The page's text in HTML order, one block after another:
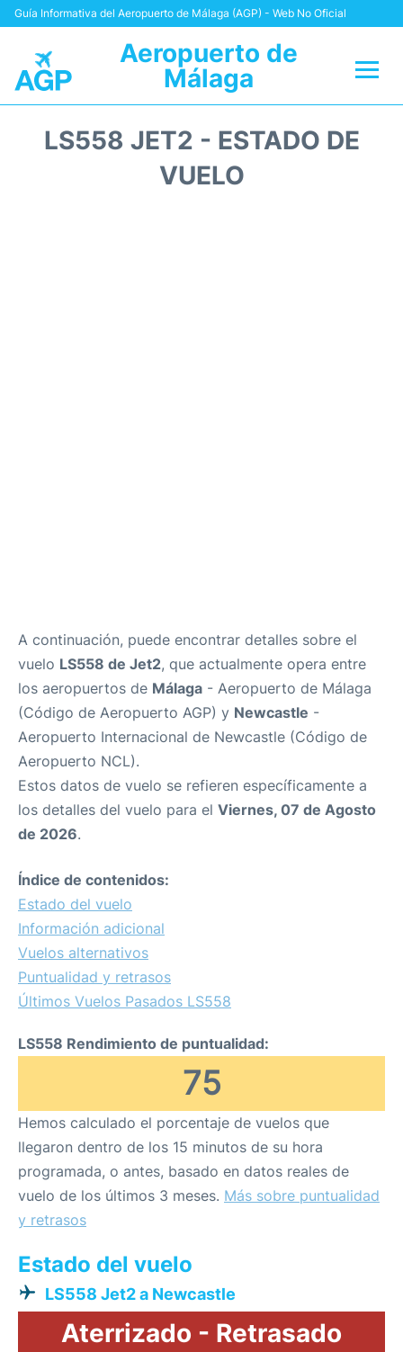
Guía Informativa del Aeropuerto de Málaga (AGP) - Web No Oficial
Aeropuerto de
Málaga
LS558 JET2 - ESTADO DE
VUELO
A continuación, puede encontrar detalles sobre el
vuelo LS558 de Jet2, que actualmente opera entre
los aeropuertos de Málaga - Aeropuerto de Málaga
(Código de Aeropuerto AGP) y Newcastle -
Aeropuerto Internacional de Newcastle (Código de
Aeropuerto NCL).
Estos datos de vuelo se refieren específicamente a
los detalles del vuelo para el Viernes, 07 de Agosto
de 2026.
Índice de contenidos:
Estado del vuelo
Información adicional
Vuelos alternativos
Puntualidad y retrasos
Últimos Vuelos Pasados LS558
LS558 Rendimiento de puntualidad:
75
Hemos calculado el porcentaje de vuelos que
llegaron dentro de los 15 minutos de su hora
programada, o antes, basado en datos reales de
vuelo de los últimos 3 meses. Más sobre puntualidad
y retrasos
Estado del vuelo
LS558 Jet2 a Newcastle
Aterrizado - Retrasado